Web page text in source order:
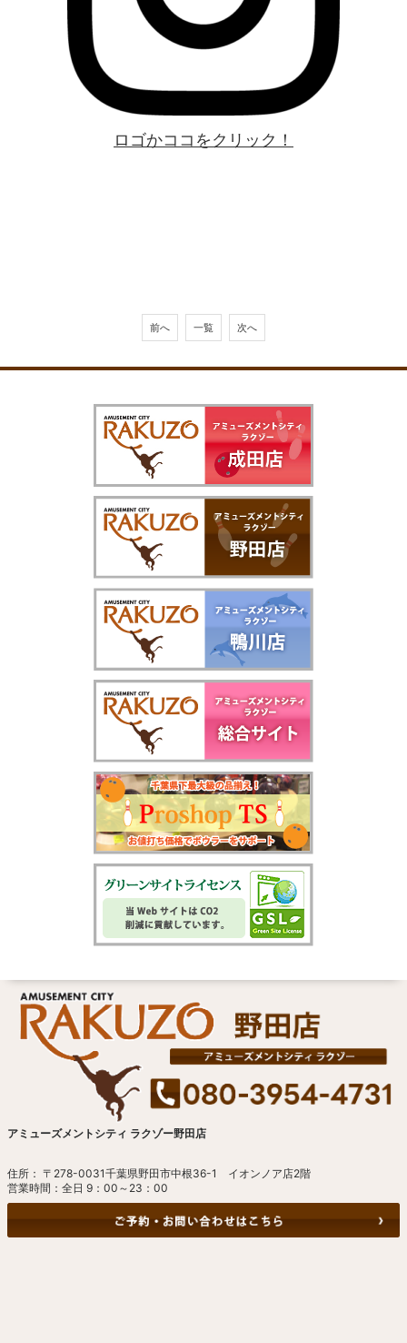
ロゴかココをクリック！
前へ 一覧 次へ
アミューズメントシティ ラクゾー野田店
住所： 〒278-0031千葉県野田市中根36-1 イオンノア店2階
営業時間：全日 9：00～23：00